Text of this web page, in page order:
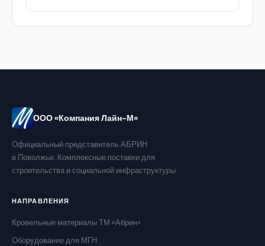
ООО «Компания Лайн-М»
Официальный представитель АБРИН
в Поволжье. Комплексные поставки для
строительства и социальной инфраструктуры.
НАПРАВЛЕНИЯ
Кровельные материалы ТМ «Абрин»
Оборудование для МГН